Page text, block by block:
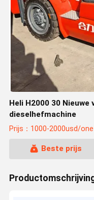
Heli H2000 30
dieselhefmachine
Prijs：1000-2000usd/
Beste prijs